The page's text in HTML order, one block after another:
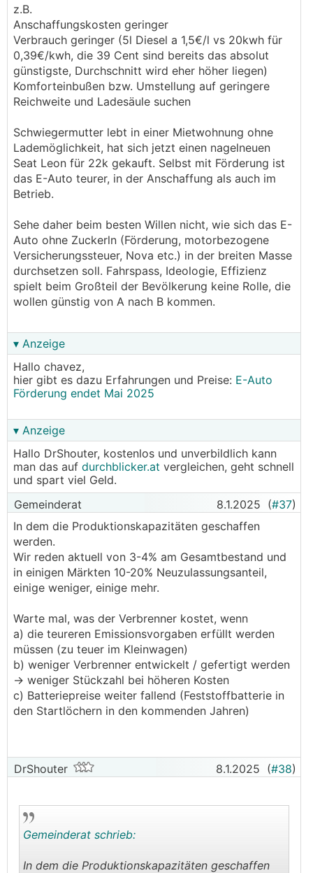
z.B.
Anschaffungskosten geringer
Verbrauch geringer (5l Diesel a 1,5€/l vs 20kwh für
0,39€/kwh, die 39 Cent sind bereits das absolut
günstigste, Durchschnitt wird eher höher liegen)
Komforteinbußen bzw. Umstellung auf geringere
Reichweite und Ladesäule suchen
Schwiegermutter lebt in einer Mietwohnung ohne
Lademöglichkeit, hat sich jetzt einen nagelneuen
Seat Leon für 22k gekauft. Selbst mit Förderung ist
das E-Auto teurer, in der Anschaffung als auch im
Betrieb.
Sehe daher beim besten Willen nicht, wie sich das E-
Auto ohne Zuckerln (Förderung, motorbezogene
Versicherungssteuer, Nova etc.) in der breiten Masse
durchsetzen soll. Fahrspass, Ideologie, Effizienz
spielt beim Großteil der Bevölkerung keine Rolle, die
wollen günstig von A nach B kommen.
▾ Anzeige
Hallo chavez,
hier gibt es dazu Erfahrungen und Preise: E-Auto
Förderung endet Mai 2025
▾ Anzeige
Hallo DrShouter, kostenlos und unverbildlich kann
man das auf durchblicker.at vergleichen, geht schnell
und spart viel Geld.
Gemeinderat
8.1.2025 (#37)
In dem die Produktionskapazitäten geschaffen
werden.
Wir reden aktuell von 3-4% am Gesamtbestand und
in einigen Märkten 10-20% Neuzulassungsanteil,
einige weniger, einige mehr.
Warte mal, was der Verbrenner kostet, wenn
a) die teureren Emissionsvorgaben erfüllt werden
müssen (zu teuer im Kleinwagen)
b) weniger Verbrenner entwickelt / gefertigt werden
-> weniger Stückzahl bei höheren Kosten
c) Batteriepreise weiter fallend (Feststoffbatterie in
den Startlöchern in den kommenden Jahren)
DrShouter 8.1.2025 (#38)
Gemeinderat schrieb:
In dem die Produktionskapazitäten geschaffen